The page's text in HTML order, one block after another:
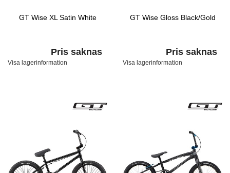
GT Wise XL Satin White
Pris saknas
Visa lagerinformation
GT Wise Gloss Black/Gold
Pris saknas
Visa lagerinformation